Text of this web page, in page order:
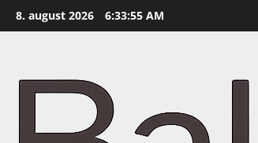
Skip
to
8. august 2026 6:33:56 AM